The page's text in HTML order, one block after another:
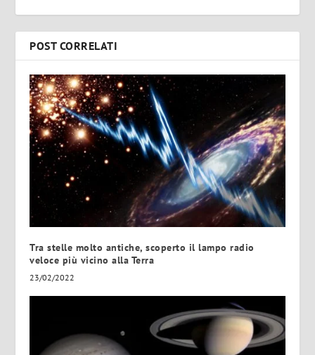
POST CORRELATI
Tra stelle molto antiche, scoperto il lampo radio
veloce più vicino alla Terra
23/02/2022